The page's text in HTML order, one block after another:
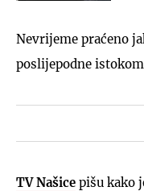
Nevrijeme praćeno
poslijepodne
TV Našice pišu kako